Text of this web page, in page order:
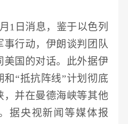
1日消息，鉴于以色列
行动， 伊朗谈判团队
美国的对话。此外据伊
和 “抵抗阵线”计划彻底
，并在曼德海峡等其他
据央视新闻等媒体报